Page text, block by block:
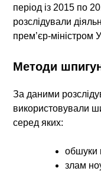
період із 2015 по
розслідували
прем’єр-
Методи
За даними
використовували
серед яких:
обшуки
злам